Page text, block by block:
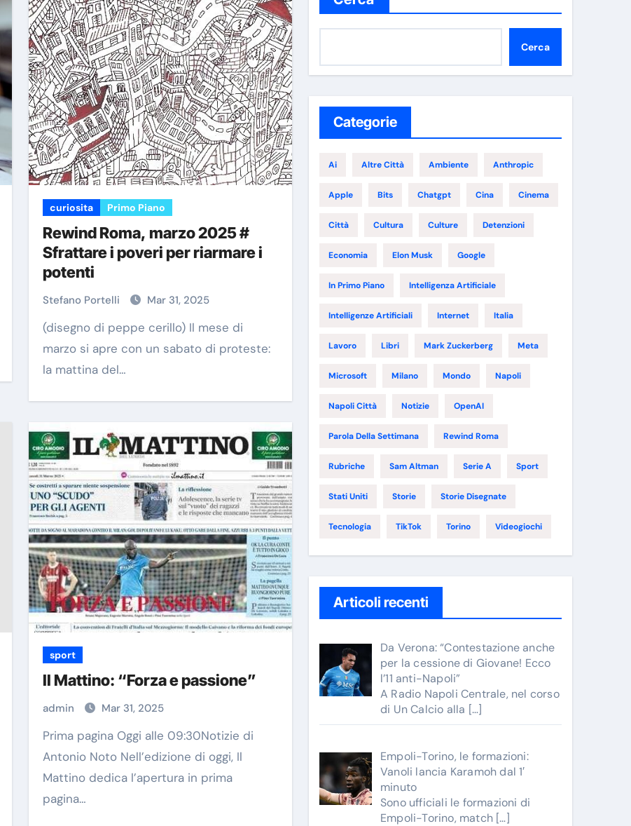
curiosita Primo Piano
Rewind Roma, marzo 2025 #
Sfrattare i poveri per riarmare i
potenti
Stefano Portelli Mar 31, 2025
(disegno di peppe cerillo) Il mese di
marzo si apre con un sabato di proteste:
la mattina del…
sport
Il Mattino: “Forza e passione”
admin Mar 31, 2025
Prima pagina Oggi alle 09:30Notizie di
Antonio Noto Nell’edizione di oggi, Il
Mattino dedica l’apertura in prima
pagina…
Cerca
Categorie
Ai Altre Città Ambiente Anthropic
Apple Bits Chatgpt Cina Cinema
Città Cultura Culture Detenzioni
Economia Elon Musk Google
In Primo Piano Intelligenza Artificiale
Intelligenze Artificiali Internet Italia
Lavoro Libri Mark Zuckerberg Meta
Microsoft Milano Mondo Napoli
Napoli Città Notizie OpenAI
Parola Della Settimana Rewind Roma
Rubriche Sam Altman Serie A Sport
Stati Uniti Storie Storie Disegnate
Tecnologia TikTok Torino Videogiochi
Articoli recenti
Da Verona: “Contestazione anche
per la cessione di Giovane! Ecco
l’11 anti-Napoli”
A Radio Napoli Centrale, nel corso
di Un Calcio alla […]
Empoli-Torino, le formazioni:
Vanoli lancia Karamoh dal 1′
minuto
Sono ufficiali le formazioni di
Empoli-Torino, match […]